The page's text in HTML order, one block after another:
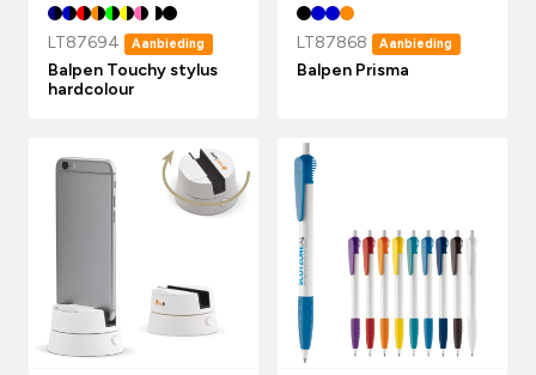
LT87694 Aanbieding
Balpen Touchy stylus
hardcolour
LT87868 Aanbieding
Balpen Prisma